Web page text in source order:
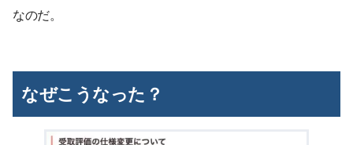
なのだ。
なぜこうなった？